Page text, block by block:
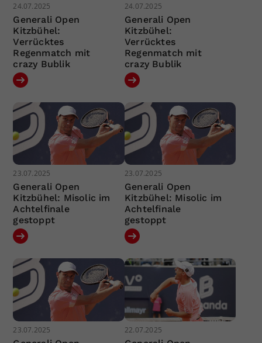
24.07.2025
Generali Open
Kitzbühel:
Verrücktes
Regenmatch mit
crazy Bublik
24.07.2025
Generali Open
Kitzbühel:
Verrücktes
Regenmatch mit
crazy Bublik
23.07.2025
Generali Open
Kitzbühel: Misolic im
Achtelfinale
gestoppt
23.07.2025
Generali Open
Kitzbühel: Misolic im
Achtelfinale
gestoppt
23.07.2025 22.07.2025